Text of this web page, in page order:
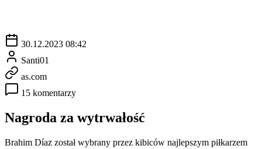
30.12.2023 08:42
Santi01
as.com
15 komentarzy
Nagroda za wytrwałość
Brahim Díaz został wybrany przez kibiców najlepszym piłkarzem